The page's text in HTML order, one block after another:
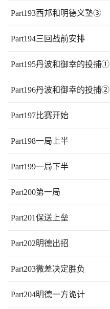
Part193西邦和明德义塾③
Part194三回战前安排
Part195丹波和御幸的投捕①
Part196丹波和御幸的投捕②
Part197比赛开始
Part198一局上半
Part199一局下半
Part200第一局
Part201保送上垒
Part202明德出招
Part203微差决定胜负
Part204明德一方诡计